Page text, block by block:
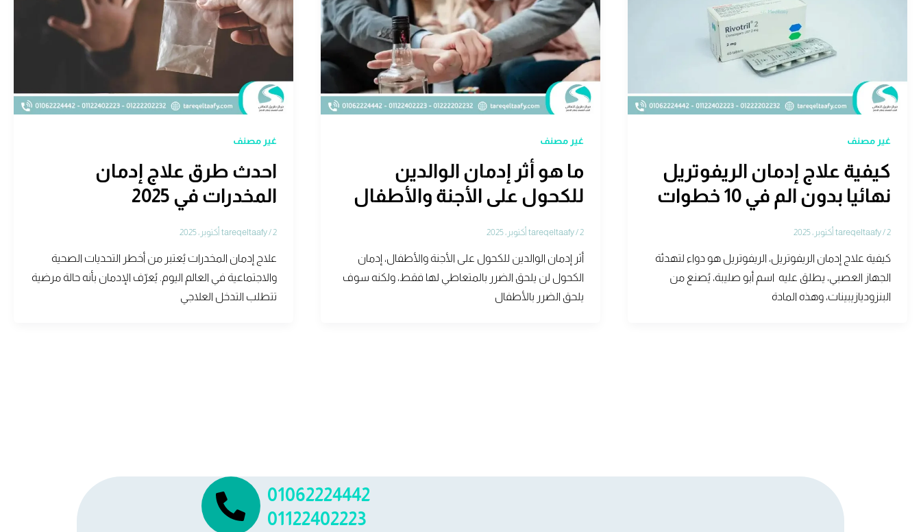
غير مصنف
كيفية علاج إدمان الريفوتريل
نهائيا بدون الم في 10 خطوات
tareqeltaafy/ 2 أكتوبر، 2025
كيفية علاج إدمان الريفوتريل، الريفوتريل هو دواء لتهدئة
الجهاز العصبي، يطلق عليه اسم أبو صليبة، يُصنع من
البنزوديازيبينات، وهذه المادة
غير مصنف
ما هو أثر إدمان الوالدين
للكحول على الأجنة والأطفال
tareqeltaafy/ 2 أكتوبر، 2025
أثر إدمان الوالدين للكحول على الأجنة والأطفال، إدمان
الكحول لن يلحق الضرر بالمتعاطي لها فقط، ولكنه سوف
يلحق الضرر بالأطفال
غير مصنف
احدث طرق علاج إدمان
المخدرات في 2025
tareqeltaafy/ 2 أكتوبر، 2025
علاج إدمان المخدرات يُعتبر من أخطر التحديات الصحية
والاجتماعية في العالم اليوم. يُعرّف الإدمان بأنه حالة مرضية
تتطلب التدخل العلاجي
01062224442
01122402223